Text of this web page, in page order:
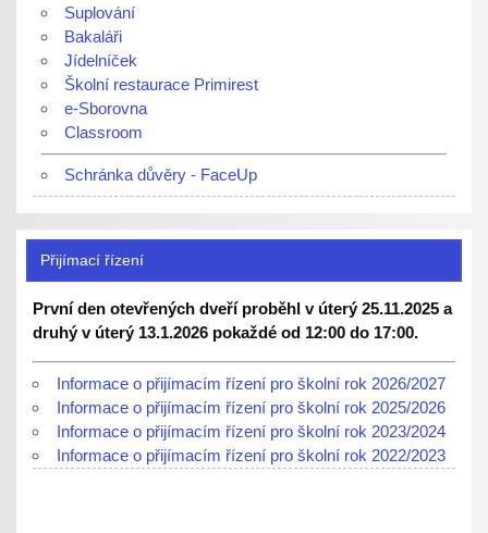
Suplování
Bakaláři
Jídelníček
Školní restaurace Primirest
e-Sborovna
Classroom
Schránka důvěry - FaceUp
Přijímací řízení
První den otevřených dveří proběhl v úterý 25.11.2025 a
druhý v úterý 13.1.2026 pokaždé od 12:00 do 17:00.
Informace o přijímacím řízení pro školní rok 2026/2027
Informace o přijímacím řízení pro školní rok 2025/2026
Informace o přijímacím řízení pro školní rok 2023/2024
Informace o přijímacím řízení pro školní rok 2022/2023